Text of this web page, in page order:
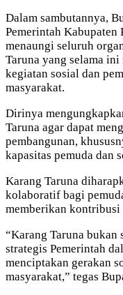
Dalam sambutannya,
Pemerintah Kabupaten
menaungi seluruh
Taruna yang selama
kegiatan sosial dan
masyarakat.
Dirinya
Taruna agar dapat
pembangunan,
kapasitas pemuda dan
Karang Taruna
kolaboratif bagi
memberikan kontribusi
“Karang Taruna bukan
strategis Pemerintah
menciptakan gerakan
masyarakat,” tegas